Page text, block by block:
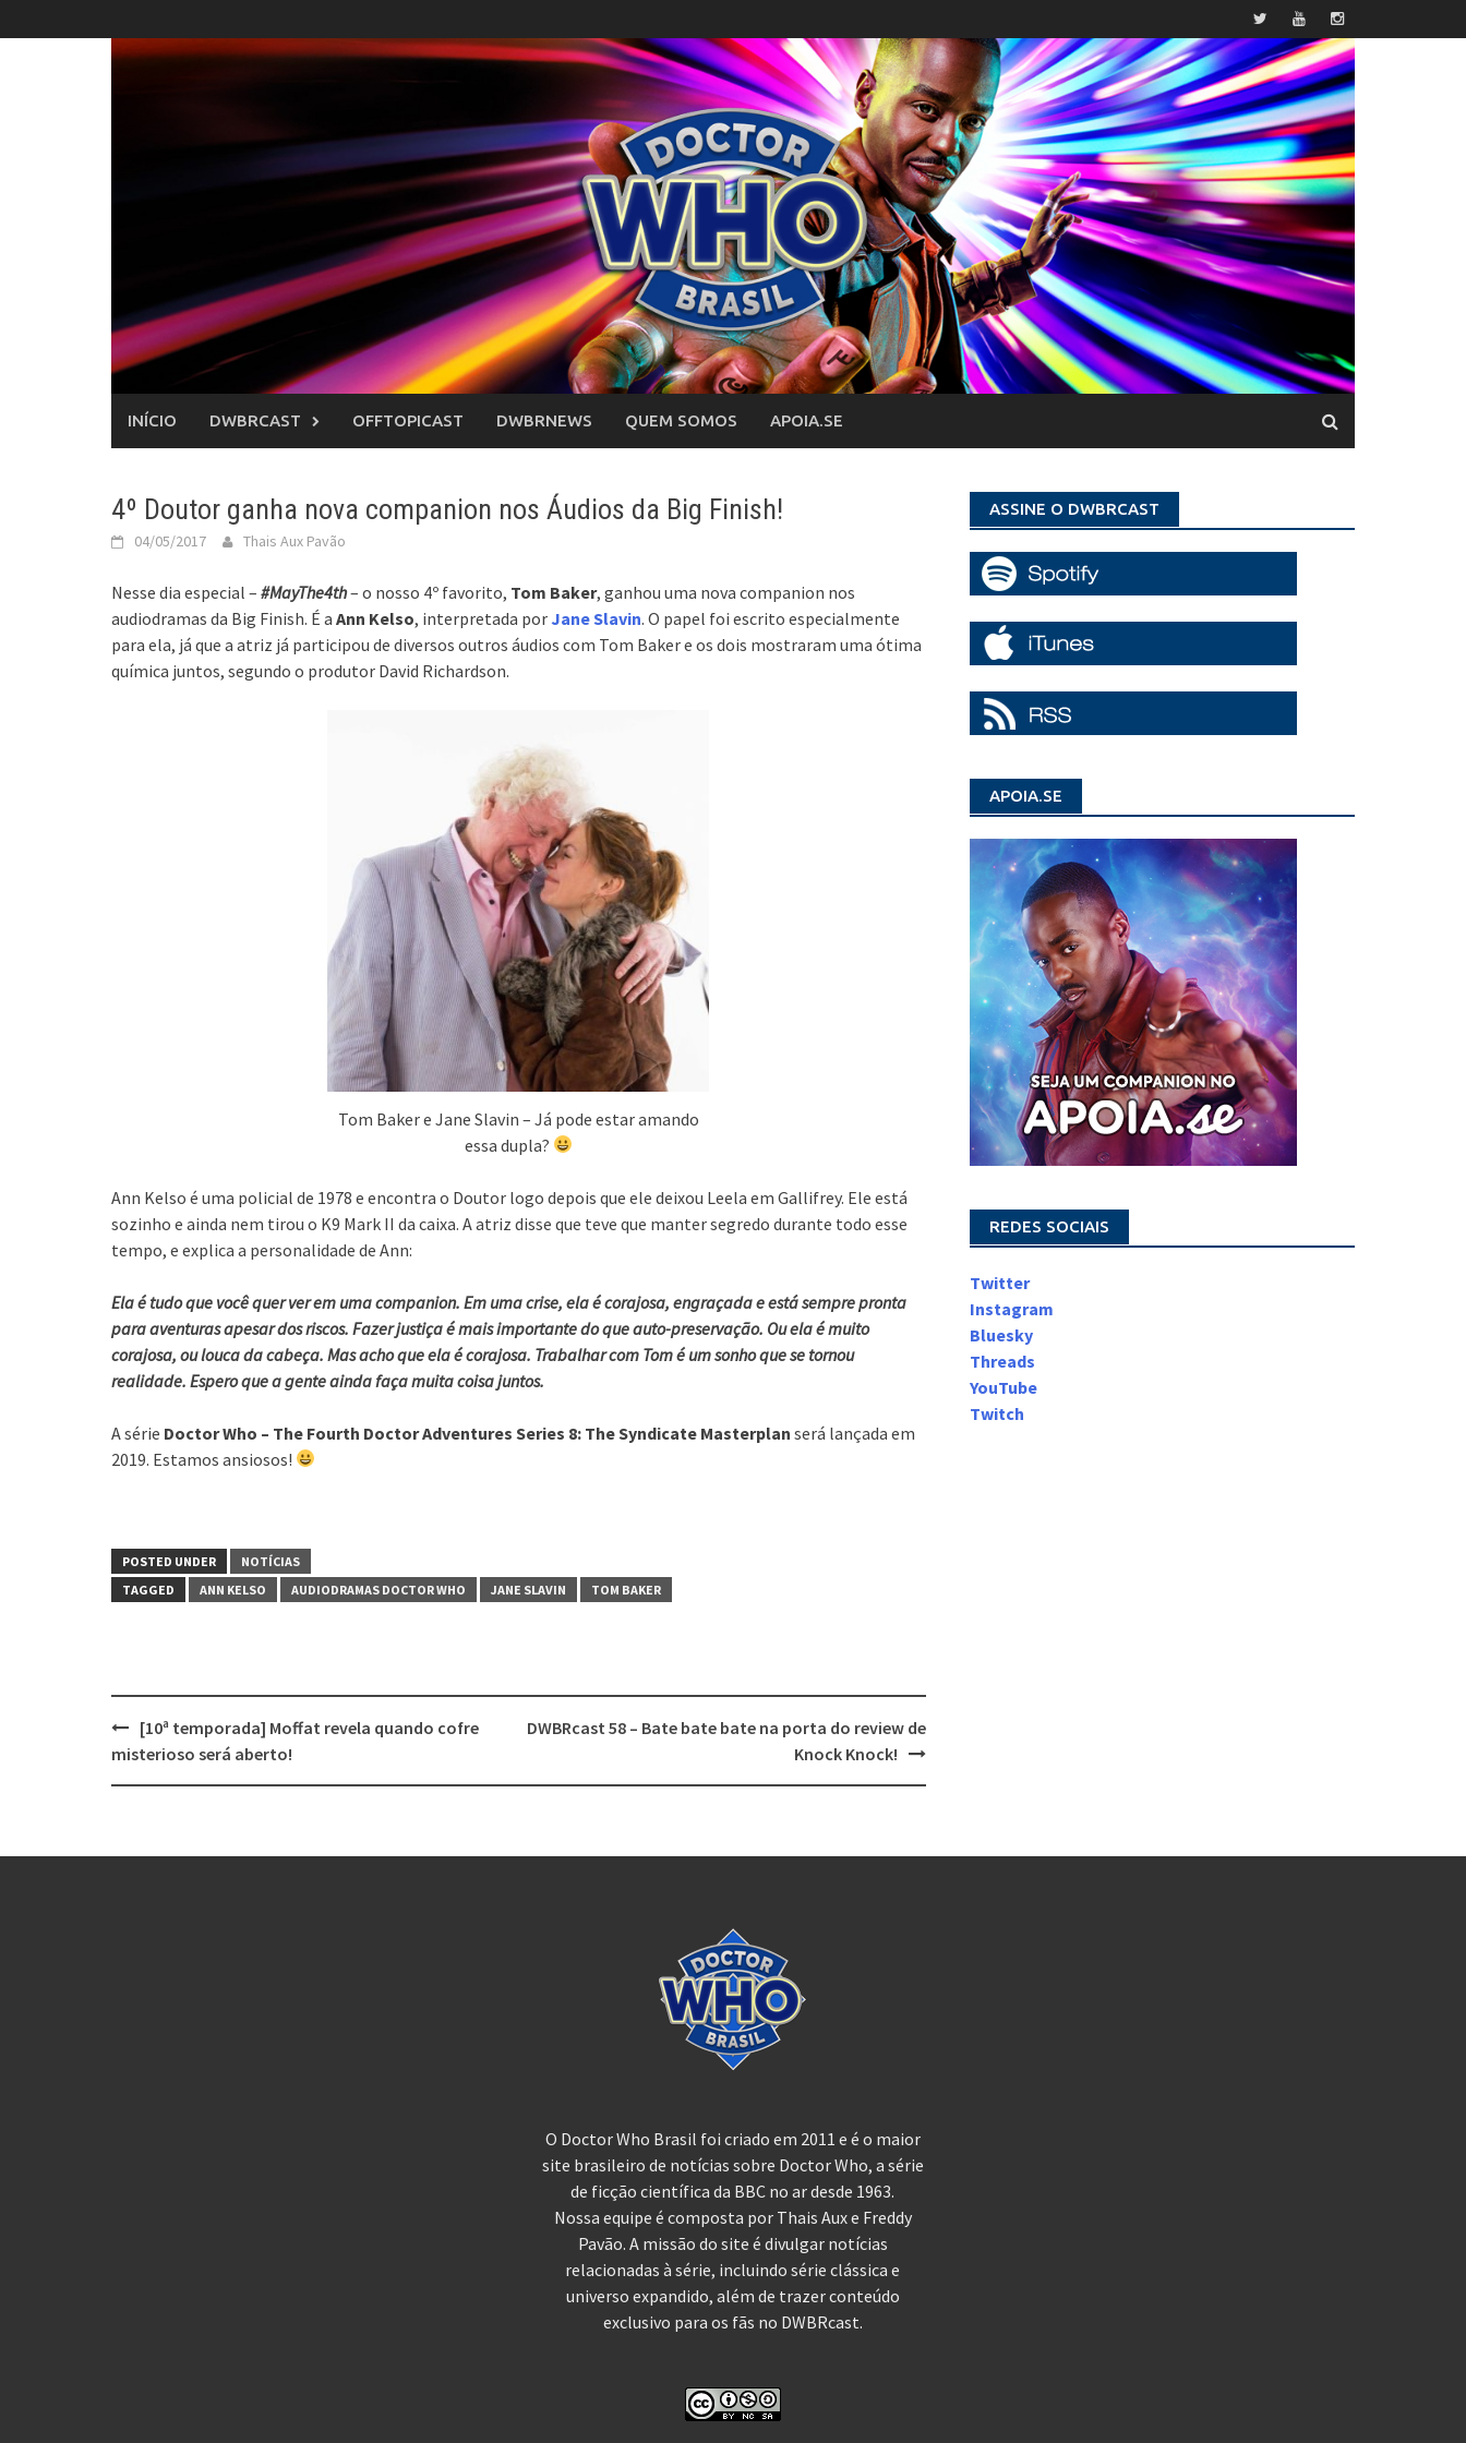
to
INÍCIO DWBRCAST OFFTOPICAST DWBRNEWS QUEM SOMOS APOIA.SE
4º Doutor ganha nova companion nos Áudios da Big Finish!
04/05/2017 Thais Aux Pavão
Nesse dia especial – #MayThe4th– o nosso 4º favorito, Tom Baker, ganhou uma nova companion nos
audiodramas da Big Finish. É a Ann Kelso, interpretada por Jane Slavin. O papel foi escrito especialmente
para ela, já que a atriz já participou de diversos outros áudios com Tom Baker e os dois mostraram uma ótima
química juntos, segundo o produtor David Richardson.
Tom Baker e Jane Slavin – Já pode estar amando
essa dupla?
Ann Kelso é uma policial de 1978 e encontra o Doutor logo depois que ele deixou Leela em Gallifrey. Ele está
sozinho e ainda nem tirou o K9 Mark II da caixa. A atriz disse que teve que manter segredo durante todo esse
tempo, e explica a personalidade de Ann:
Ela é tudo que você quer ver em uma companion. Em uma crise, ela é corajosa, engraçada e está sempre pronta
para aventuras apesar dos riscos. Fazer justiça é mais importante do que auto-preservação. Ou ela é muito
corajosa, ou louca da cabeça. Mas acho que ela é corajosa. Trabalhar com Tom é um sonho que se tornou
realidade. Espero que a gente ainda faça muita coisa juntos.
A série Doctor Who – The Fourth Doctor Adventures Series 8: The Syndicate Masterplan será lançada em
2019. Estamos ansiosos!
POSTED UNDER
NOTÍCIAS
TAGGED
ANN KELSO AUDIODRAMAS DOCTOR WHO JANE SLAVIN TOM BAKER
Post
navigation
[10ª temporada] Moffat revela quando cofre
misterioso será aberto!
DWBRcast 58 – Bate bate bate na porta do review de
Knock Knock!
ASSINE O DWBRCAST
APOIA.SE
REDES SOCIAIS
Twitter
Instagram
Bluesky
Threads
YouTube
Twitch
O Doctor Who Brasil foi criado em 2011 e é o maior
site brasileiro de notícias sobre Doctor Who, a série
de ficção científica da BBC no ar desde 1963.
Nossa equipe é composta por Thais Aux e Freddy
Pavão. A missão do site é divulgar notícias
relacionadas à série, incluindo série clássica e
universo expandido, além de trazer conteúdo
exclusivo para os fãs no DWBRcast.